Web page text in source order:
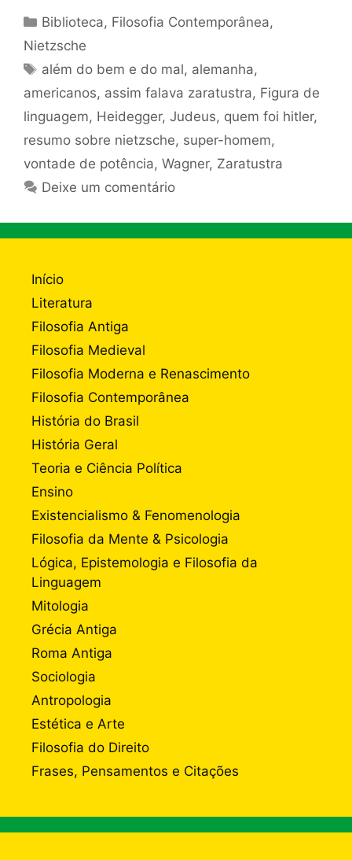
Categorias
Biblioteca, Filosofia Contemporânea,
Nietzsche
Tags
além do bem e do mal, alemanha,
americanos, assim falava zaratustra, Figura de
linguagem, Heidegger, Judeus, quem foi hitler,
resumo sobre nietzsche, super-homem,
vontade de potência, Wagner, Zaratustra
Deixe um comentário
Início
Literatura
Filosofia Antiga
Filosofia Medieval
Filosofia Moderna e Renascimento
Filosofia Contemporânea
História do Brasil
História Geral
Teoria e Ciência Política
Ensino
Existencialismo & Fenomenologia
Filosofia da Mente & Psicologia
Lógica, Epistemologia e Filosofia da
Linguagem
Mitologia
Grécia Antiga
Roma Antiga
Sociologia
Antropologia
Estética e Arte
Filosofia do Direito
Frases, Pensamentos e Citações